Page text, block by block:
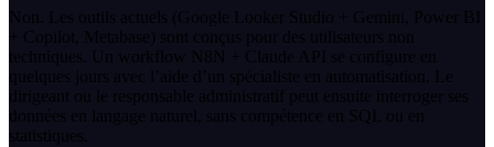
Non. Les outils actuels (Google Looker Studio + Gemini, Power BI
+ Copilot, Metabase) sont conçus pour des utilisateurs non
techniques. Un workflow N8N + Claude API se configure en
quelques jours avec l’aide d’un spécialiste en automatisation. Le
dirigeant ou le responsable administratif peut ensuite interroger ses
données en langage naturel, sans compétence en SQL ou en
statistiques.